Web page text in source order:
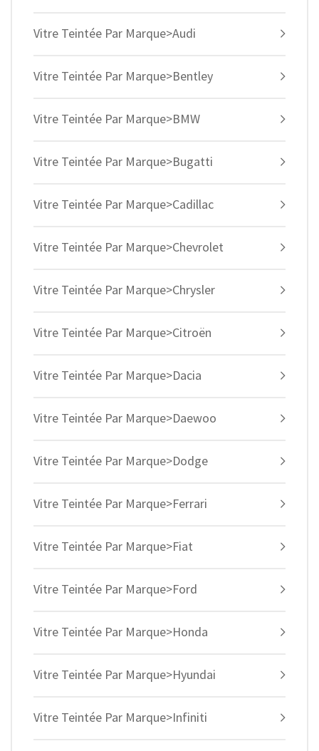
Vitre Teintée Par Marque>Audi
Vitre Teintée Par Marque>Bentley
Vitre Teintée Par Marque>BMW
Vitre Teintée Par Marque>Bugatti
Vitre Teintée Par Marque>Cadillac
Vitre Teintée Par Marque>Chevrolet
Vitre Teintée Par Marque>Chrysler
Vitre Teintée Par Marque>Citroën
Vitre Teintée Par Marque>Dacia
Vitre Teintée Par Marque>Daewoo
Vitre Teintée Par Marque>Dodge
Vitre Teintée Par Marque>Ferrari
Vitre Teintée Par Marque>Fiat
Vitre Teintée Par Marque>Ford
Vitre Teintée Par Marque>Honda
Vitre Teintée Par Marque>Hyundai
Vitre Teintée Par Marque>Infiniti